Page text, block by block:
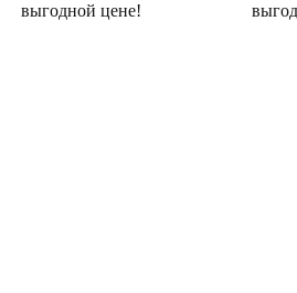
выгодной цене!